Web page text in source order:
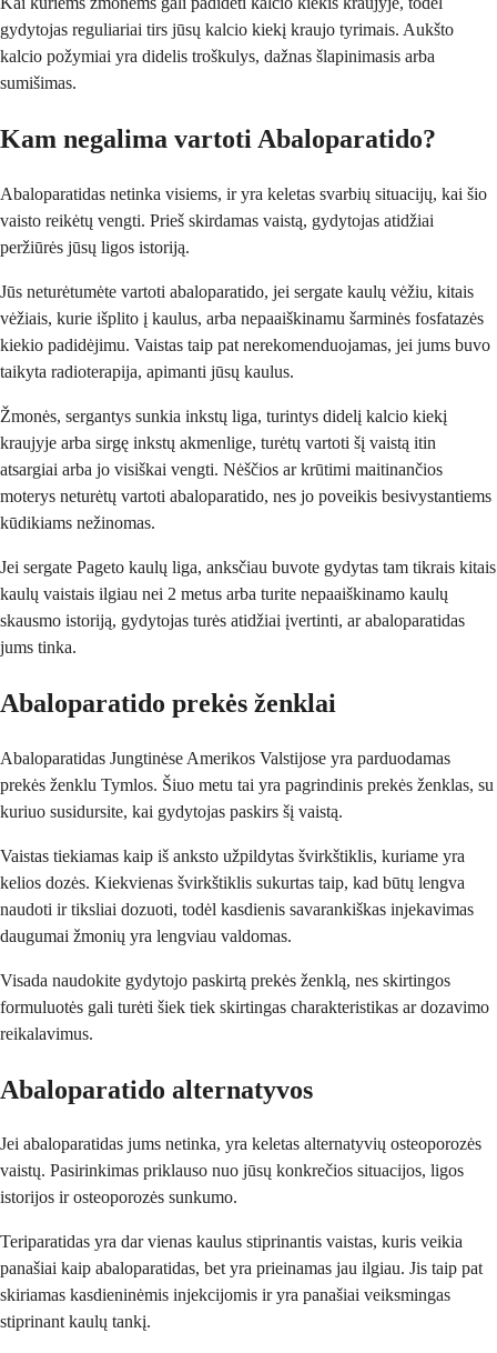
gydytojas reguliariai tirs jūsų kalcio kiekį kraujo tyrimais. Aukšto
kalcio požymiai yra didelis troškulys, dažnas šlapinimasis arba
sumišimas.
Kam negalima vartoti Abaloparatido?
Abaloparatidas netinka visiems, ir yra keletas svarbių situacijų, kai šio
vaisto reikėtų vengti. Prieš skirdamas vaistą, gydytojas atidžiai
peržiūrės jūsų ligos istoriją.
Jūs neturėtumėte vartoti abaloparatido, jei sergate kaulų vėžiu, kitais
vėžiais, kurie išplito į kaulus, arba nepaaiškinamu šarminės fosfatazės
kiekio padidėjimu. Vaistas taip pat nerekomenduojamas, jei jums buvo
taikyta radioterapija, apimanti jūsų kaulus.
Žmonės, sergantys sunkia inkstų liga, turintys didelį kalcio kiekį
kraujyje arba sirgę inkstų akmenlige, turėtų vartoti šį vaistą itin
atsargiai arba jo visiškai vengti. Nėščios ar krūtimi maitinančios
moterys neturėtų vartoti abaloparatido, nes jo poveikis besivystantiems
kūdikiams nežinomas.
Jei sergate Pageto kaulų liga, anksčiau buvote gydytas tam tikrais kitais
kaulų vaistais ilgiau nei 2 metus arba turite nepaaiškinamo kaulų
skausmo istoriją, gydytojas turės atidžiai įvertinti, ar abaloparatidas
jums tinka.
Abaloparatido prekės ženklai
Abaloparatidas Jungtinėse Amerikos Valstijose yra parduodamas
prekės ženklu Tymlos. Šiuo metu tai yra pagrindinis prekės ženklas, su
kuriuo susidursite, kai gydytojas paskirs šį vaistą.
Vaistas tiekiamas kaip iš anksto užpildytas švirkštiklis, kuriame yra
kelios dozės. Kiekvienas švirkštiklis sukurtas taip, kad būtų lengva
naudoti ir tiksliai dozuoti, todėl kasdienis savarankiškas injekavimas
daugumai žmonių yra lengviau valdomas.
Visada naudokite gydytojo paskirtą prekės ženklą, nes skirtingos
formuluotės gali turėti šiek tiek skirtingas charakteristikas ar dozavimo
reikalavimus.
Abaloparatido alternatyvos
Jei abaloparatidas jums netinka, yra keletas alternatyvių osteoporozės
vaistų. Pasirinkimas priklauso nuo jūsų konkrečios situacijos, ligos
istorijos ir osteoporozės sunkumo.
Teriparatidas yra dar vienas kaulus stiprinantis vaistas, kuris veikia
panašiai kaip abaloparatidas, bet yra prieinamas jau ilgiau. Jis taip pat
skiriamas kasdieninėmis injekcijomis ir yra panašiai veiksmingas
stiprinant kaulų tankį.